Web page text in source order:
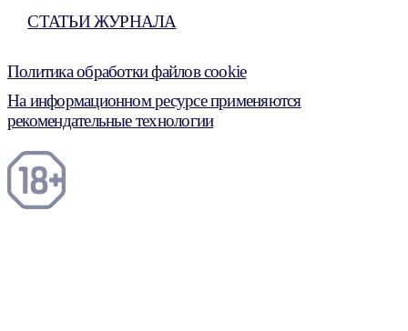
СТАТЬИ ЖУРНАЛА
Политика обработки файлов cookie
На информационном ресурсе применяются
рекомендательные технологии